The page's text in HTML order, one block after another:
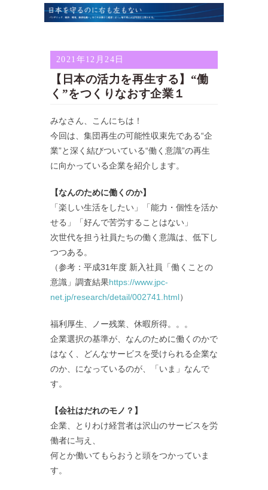
2021年12月24日
【日本の活力を再生する】“働
く”をつくりなおす企業１
みなさん、こんにちは！
今回は、集団再生の可能性収束先である“企
業”と深く結びついている“働く意識”の再生
に向かっている企業を紹介します。
【なんのために働くのか】
「楽しい生活をしたい」「能力・個性を活か
せる」「好んで苦労することはない」
次世代を担う社員たちの働く意識は、低下し
つつある。
（参考：平成31年度 新入社員「働くことの
意識」調査結果https://www.jpc-
net.jp/research/detail/002741.html）
福利厚生、ノー残業、休暇所得。。。
企業選択の基準が、なんのために働くのかで
はなく、どんなサービスを受けられる企業な
のか、になっているのが、「いま」なんで
す。
【会社はだれのモノ？】
企業、とりわけ経営者は沢山のサービスを労
働者に与え、
何とか働いてもらおうと頭をつかっていま
す。